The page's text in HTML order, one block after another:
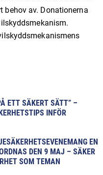
behov av. Donationerna
ETT SÄKERT SÄTT” –
INFÖR
EN
DEN 9 MAJ – SÄKER
SOM TEMAN